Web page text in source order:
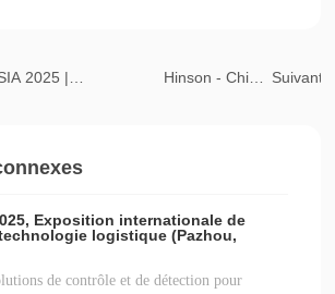
2025 |
de la
Hinson - Chine
d'Asie
Suivant
Exposition internationale de
logistique (Pazhou,
de contrôle et de détection pour